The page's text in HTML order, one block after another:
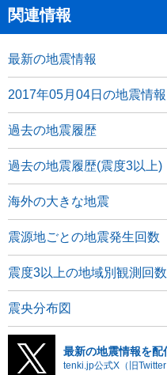
関連情報
最新の地震情報
2017年05月04日の地震情報
過去の地震履歴
過去の地震履歴(震度3以上)
海外の大きな地震
震源地ごとの地震発生回数
震度3以上の地域別観測回数
震央分布図
最新の地震情報を配
tenki.jp公式X（旧